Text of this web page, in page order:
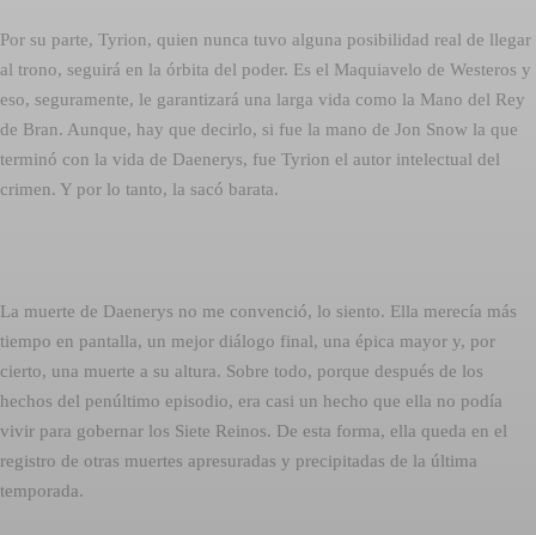
Por su parte, Tyrion, quien nunca tuvo alguna posibilidad real de llegar
al trono, seguirá en la órbita del poder. Es el Maquiavelo de Westeros y
eso, seguramente, le garantizará una larga vida como la Mano del Rey
de Bran. Aunque, hay que decirlo, si fue la mano de Jon Snow la que
terminó con la vida de Daenerys, fue Tyrion el autor intelectual del
crimen. Y por lo tanto, la sacó barata.
La muerte de Daenerys no me convenció, lo siento. Ella merecía más
tiempo en pantalla, un mejor diálogo final, una épica mayor y, por
cierto, una muerte a su altura. Sobre todo, porque después de los
hechos del penúltimo episodio, era casi un hecho que ella no podía
vivir para gobernar los Siete Reinos. De esta forma, ella queda en el
registro de otras muertes apresuradas y precipitadas de la última
temporada.